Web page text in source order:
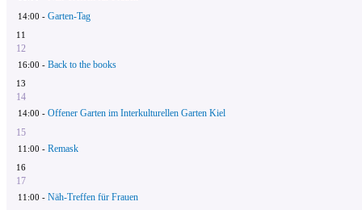
14:00 - Garten-Tag
11
12
16:00 - Back to the books
13
14
14:00 - Offener Garten im Interkulturellen Garten Kiel
15
11:00 - Remask
16
17
11:00 - Näh-Treffen für Frauen